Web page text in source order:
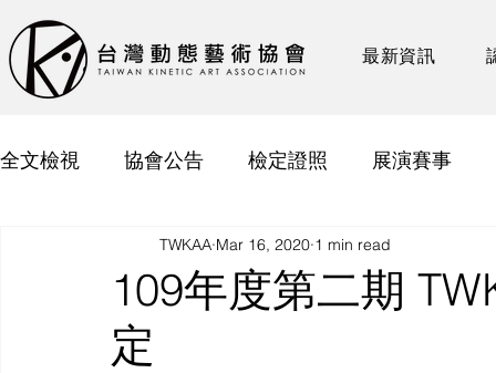
最新資訊
全文檢視 協會公告 檢定證照 展演賽事
109年度第二期
定
TWKAA Mar 16, 2020 1 min read